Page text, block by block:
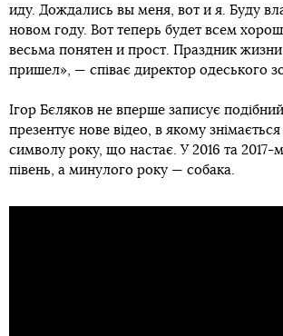
иду. Дождались вы меня, вот и я. Буду
новом году. Вот теперь будет всем
весьма понятен и прост. Праздник
пришел», — співає директор одеського
Ігор Бєляков не вперше записує
презентує нове відео, в якому
символу року, що настає. У 2016 та 2017-
півень, а минулого року — собака.